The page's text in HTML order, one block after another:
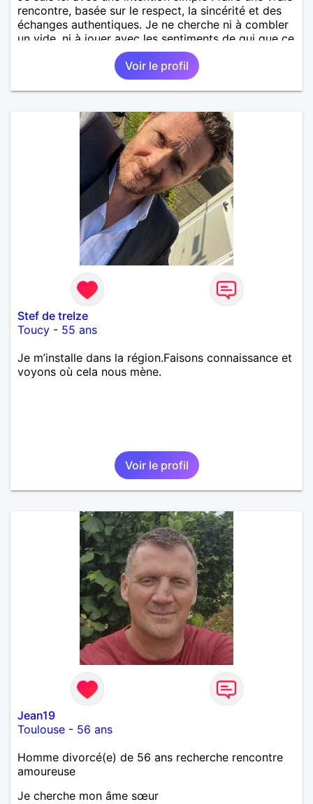
rencontre, basée sur le respect, la sincérité et des
échanges authentiques. Je ne cherche ni à combler
un vide, ni à jouer avec les sentiments de qui que ce
soit. J'aimerais simplement apprendre à connaître
une personne avec qui partager des conversations,
des moments de vie et, si le destin le permet,
construire une belle relation. En revanche, je préfère
d'argent, sous quelque prétexte que ce soit. Si votre
objectif est de demander une aide financière ou de
profiter de la générosité des autres, nous perdrons
tous les deux notre temps. Si, en revanche, vous
recherchez une relation honnête, basée sur la
confiance, le respect et la bienveillance, ce sera
avec plaisir que nous pourrons faire connaissance.
Voir le profil
Stef de treIze
Toucy - 55 ans
Je m’installe dans la région.Faisons connaissance et
voyons où cela nous mène.
Voir le profil
Jean19
Toulouse - 56 ans
Homme divorcé(e) de 56 ans recherche rencontre
amoureuse
Je cherche mon âme sœur